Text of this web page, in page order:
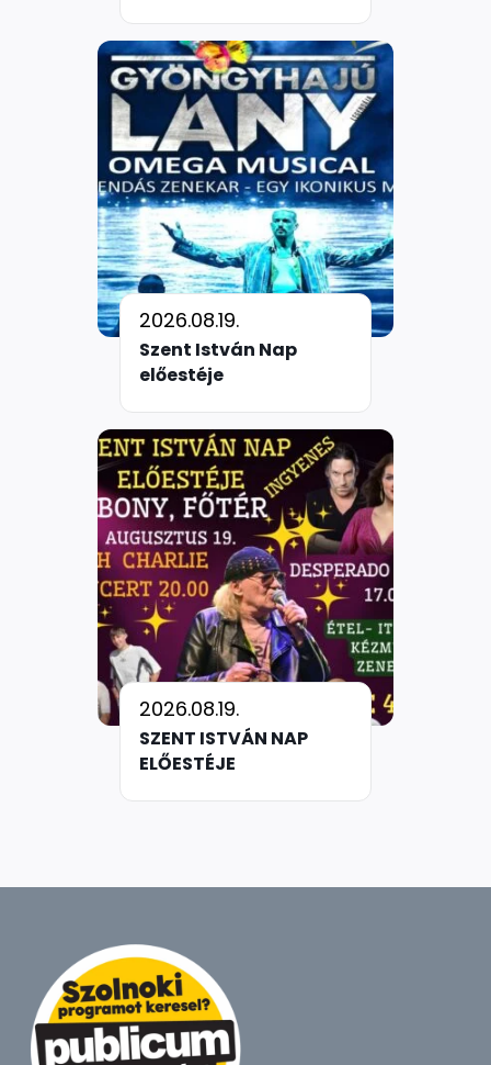
2026.08.19.
Szent István Nap
előestéje
2026.08.19.
SZENT ISTVÁN NAP
ELŐESTÉJE